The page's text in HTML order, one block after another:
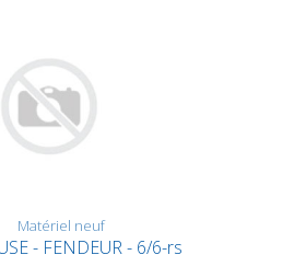
Matériel neuf
- FENDEUR - 6/6-rs